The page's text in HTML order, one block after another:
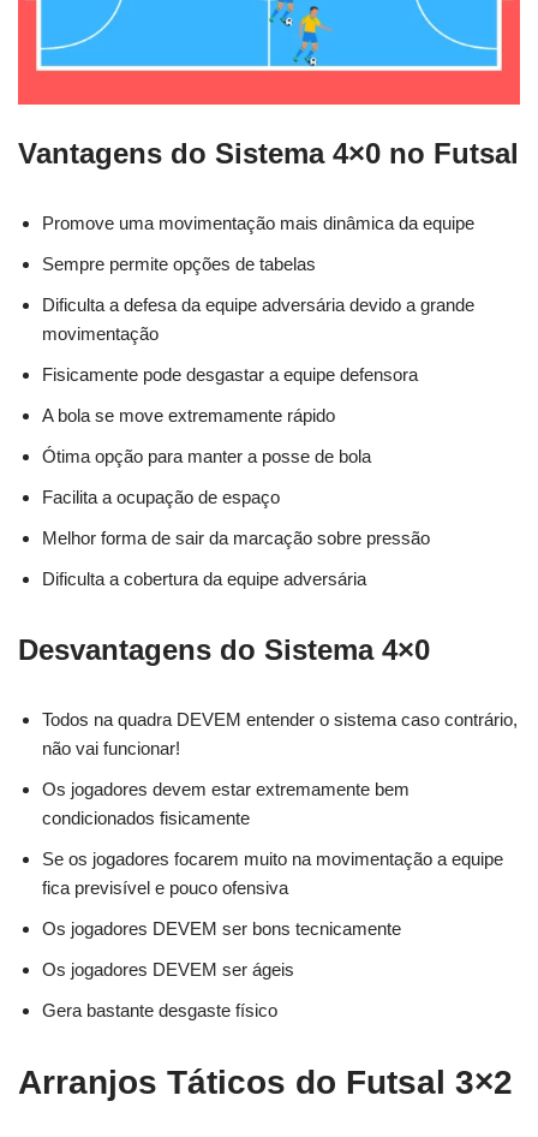
Vantagens do Sistema 4×0 no Futsal
Promove uma movimentação mais dinâmica da equipe
Sempre permite opções de tabelas
Dificulta a defesa da equipe adversária devido a grande
movimentação
Fisicamente pode desgastar a equipe defensora
A bola se move extremamente rápido
Ótima opção para manter a posse de bola
Facilita a ocupação de espaço
Melhor forma de sair da marcação sobre pressão
Dificulta a cobertura da equipe adversária
Desvantagens do Sistema 4×0
Todos na quadra DEVEM entender o sistema caso contrário,
não vai funcionar!
Os jogadores devem estar extremamente bem
condicionados fisicamente
Se os jogadores focarem muito na movimentação a equipe
fica previsível e pouco ofensiva
Os jogadores DEVEM ser bons tecnicamente
Os jogadores DEVEM ser ágeis
Gera bastante desgaste físico
Arranjos Táticos do Futsal 3×2